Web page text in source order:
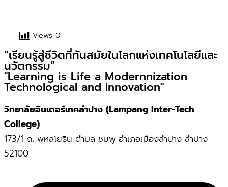
Views:0
“เรียนรู้สู่ชีวิตที่ทันสมัยในโลกแห่งเทคโนโลยีและ
นวัตกรรม”
"Learning is Life a Modernnization
Technological and Innovation"
วิทยาลัยอินเตอร์เทคลำปาง (Lampang Inter-Tech
College)
173/1 ถ. พหลโยธิน ตำบล ชมพู อำเภอเมืองลำปาง ลำปาง
52100